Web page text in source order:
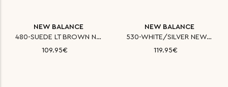
NEW BALANCE
480-SUEDE LT BROWN NEW BALANCE
109.95€
NEW BALANCE
530-WHITE/SILVER NEW BALANCE Π
119.95€